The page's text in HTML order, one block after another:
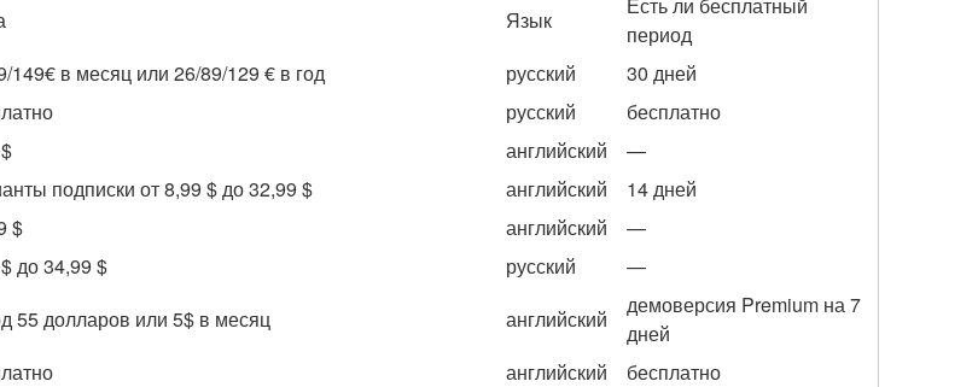
Язык
период
149€ в месяц или 26/89/129 € в год
русский
30 дней
русский
бесплатно
английский
—
подписки от 8,99 $ до 32,99 $
английский
14 дней
$
английский
—
до 34,99 $
русский
—
55 долларов или 5$ в месяц
английский
демоверсия Premium на 7
дней
английский
бесплатно